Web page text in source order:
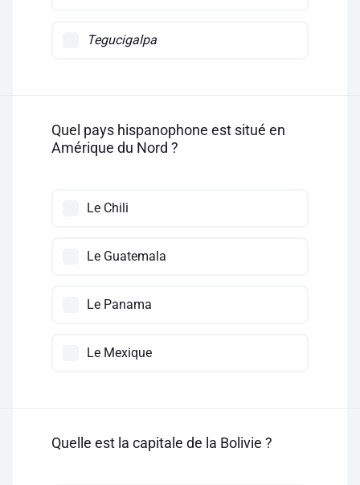
Tegucigalpa
Quel pays hispanophone est situé en
Amérique du Nord ?
Le Chili
Le Guatemala
Le Panama
Le Mexique
Quelle est la capitale de la Bolivie ?